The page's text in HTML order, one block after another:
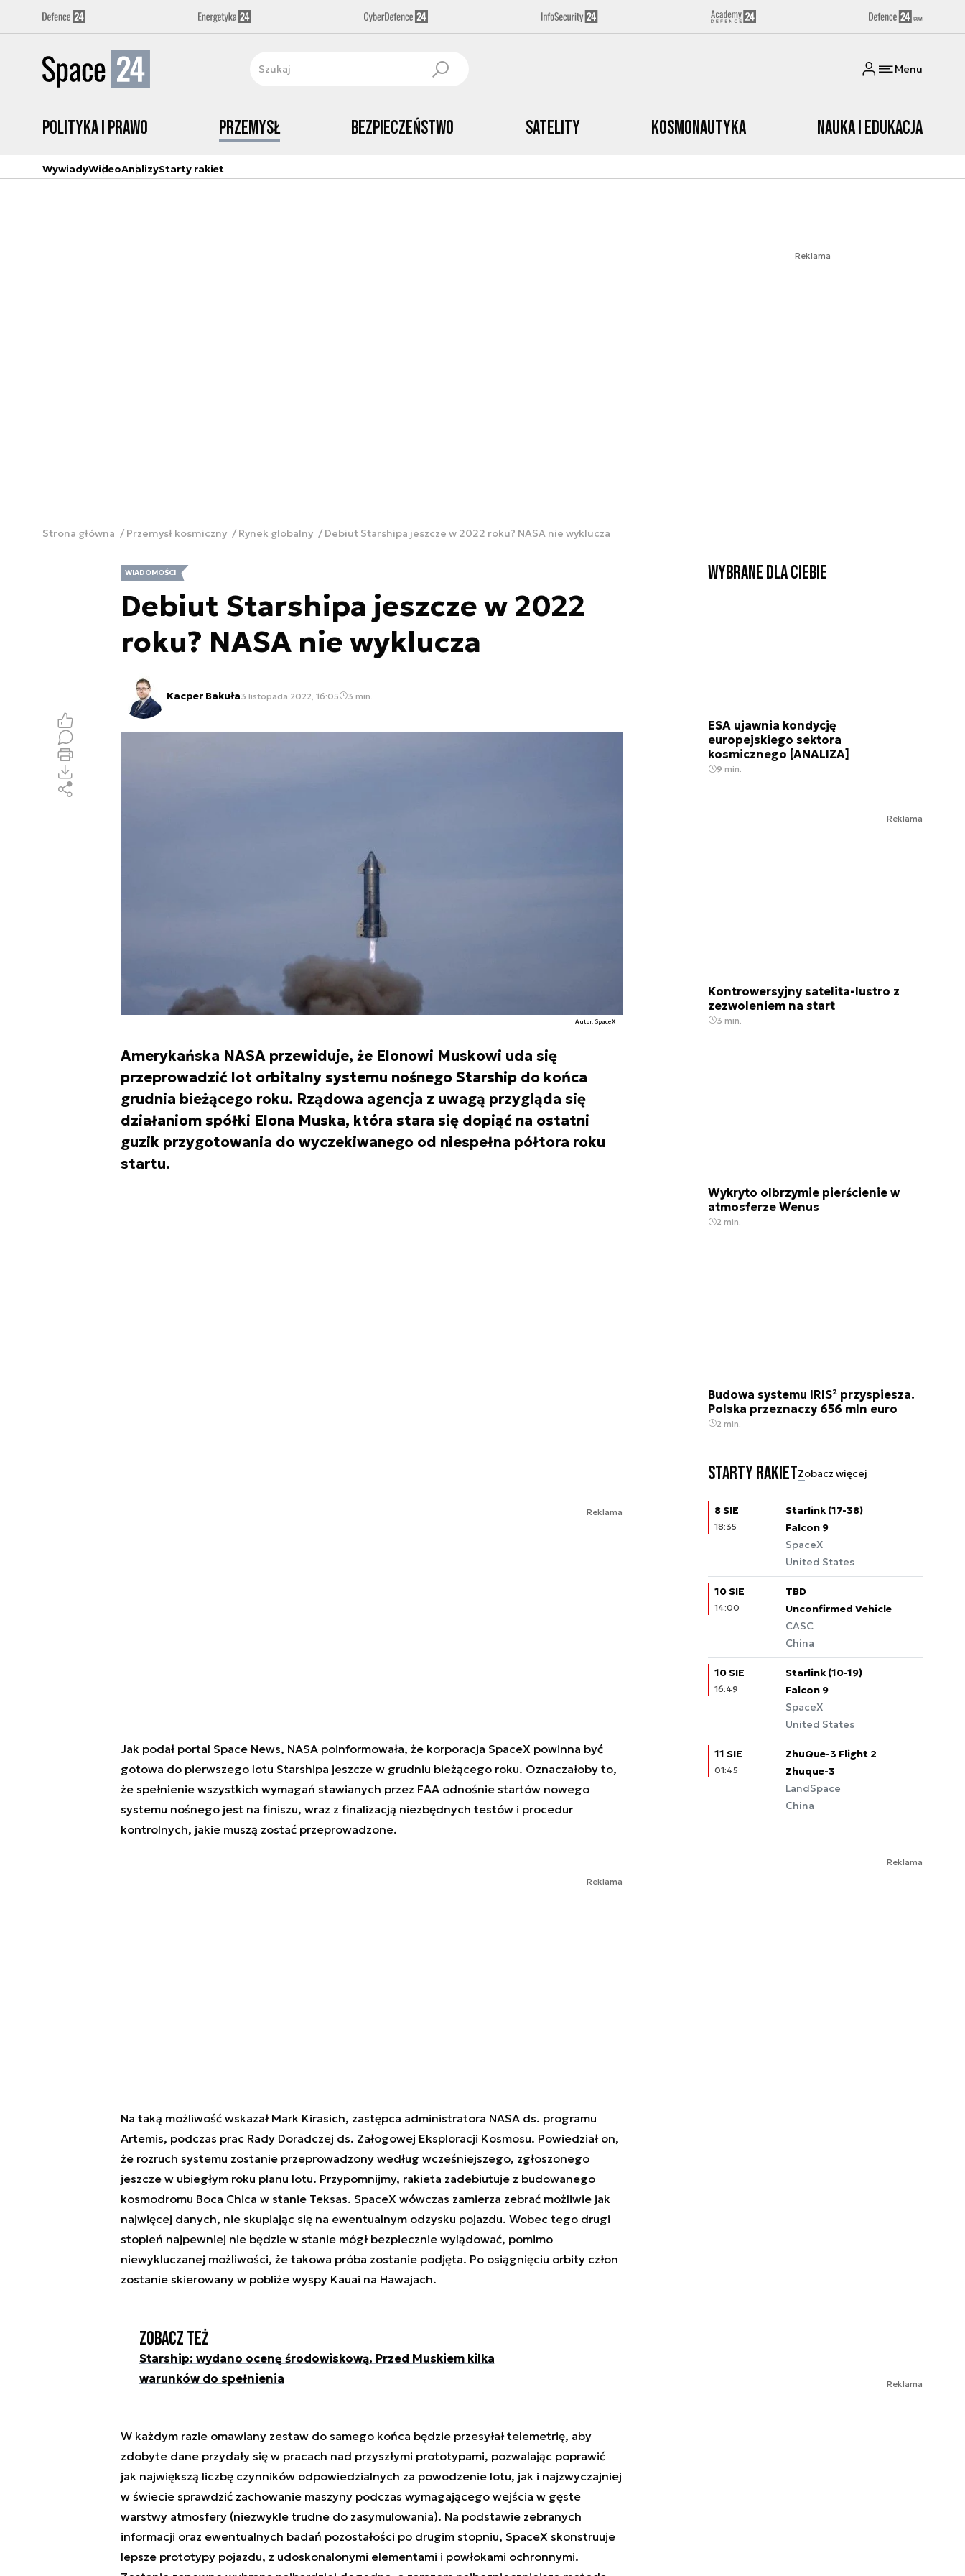
Menu
Polityka i prawo Przemysł Bezpieczeństwo Satelity Kosmonautyka Nauka i edukacja
WywiadyWideoAnalizyStarty rakiet
Reklama
Strona główna Przemysł kosmiczny Rynek globalny Debiut Starshipa jeszcze w 2022 roku? NASA nie wyklucza
WIADOMOŚCI
Debiut Starshipa jeszcze w 2022
roku? NASA nie wyklucza
Kacper Bakuła3 listopada 2022, 16:05 3 min.
Autor. SpaceX
Amerykańska NASA przewiduje, że Elonowi Muskowi uda się
przeprowadzić lot orbitalny systemu nośnego Starship do końca
grudnia bieżącego roku. Rządowa agencja z uwagą przygląda się
działaniom spółki Elona Muska, która stara się dopiąć na ostatni
guzik przygotowania do wyczekiwanego od niespełna półtora roku
startu.
Reklama
Jak podał portal Space News, NASA poinformowała, że korporacja SpaceX powinna być
gotowa do pierwszego lotu Starshipa jeszcze w grudniu bieżącego roku. Oznaczałoby to,
że spełnienie wszystkich wymagań stawianych przez FAA odnośnie startów nowego
systemu nośnego jest na finiszu, wraz z finalizacją niezbędnych testów i procedur
kontrolnych, jakie muszą zostać przeprowadzone.
Reklama
Na taką możliwość wskazał Mark Kirasich, zastępca administratora NASA ds. programu
Artemis, podczas prac Rady Doradczej ds. Załogowej Eksploracji Kosmosu. Powiedział on,
że rozruch systemu zostanie przeprowadzony według wcześniejszego, zgłoszonego
jeszcze w ubiegłym roku planu lotu. Przypomnijmy, rakieta zadebiutuje z budowanego
kosmodromu Boca Chica w stanie Teksas. SpaceX wówczas zamierza zebrać możliwie jak
najwięcej danych, nie skupiając się na ewentualnym odzysku pojazdu. Wobec tego drugi
stopień najpewniej nie będzie w stanie mógł bezpiecznie wylądować, pomimo
niewykluczanej możliwości, że takowa próba zostanie podjęta. Po osiągnięciu orbity człon
zostanie skierowany w pobliże wyspy Kauai na Hawajach.
Zobacz też
Starship: wydano ocenę środowiskową. Przed Muskiem kilka
warunków do spełnienia
W każdym razie omawiany zestaw do samego końca będzie przesyłał telemetrię, aby
zdobyte dane przydały się w pracach nad przyszłymi prototypami, pozwalając poprawić
jak największą liczbę czynników odpowiedzialnych za powodzenie lotu, jak i najzwyczajniej
w świecie sprawdzić zachowanie maszyny podczas wymagającego wejścia w gęste
warstwy atmosfery (niezwykle trudne do zasymulowania). Na podstawie zebranych
informacji oraz ewentualnych badań pozostałości po drugim stopniu, SpaceX skonstruuje
lepsze prototypy pojazdu, z udoskonalonymi elementami i powłokami ochronnymi.
Wybrane dla Ciebie
ESA ujawnia kondycję
europejskiego sektora
kosmicznego [ANALIZA]
9 min.
Reklama
Kontrowersyjny satelita-lustro z
zezwoleniem na start
3 min.
Wykryto olbrzymie pierścienie w
atmosferze Wenus
2 min.
Budowa systemu IRIS² przyspiesza.
Polska przeznaczy 656 mln euro
2 min.
Starty rakietZobacz więcej
8 SIE
18:35
Starlink (17-38)
Falcon 9
SpaceX
United States
10 SIE
14:00
TBD
Unconfirmed Vehicle
CASC
China
10 SIE
16:49
Starlink (10-19)
Falcon 9
SpaceX
United States
11 SIE
01:45
ZhuQue-3 Flight 2
Zhuque-3
LandSpace
China
Reklama
Reklama